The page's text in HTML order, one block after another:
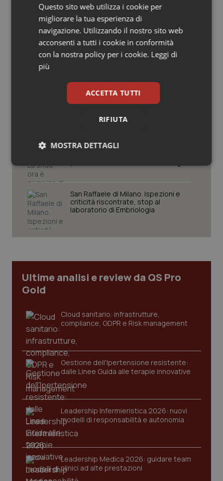
Salute orale & impianti
Sangue & coagulazione
Tiroide
Tumore al seno
Tumori del Polmone & Testa Collo
Tumori gastrointestinali
Ulcera & Reflusso
Vaccini
Potrebbe interessarti in
Lazio
Settimana della Scienza dello
Spallanzani: capire la ricerca per
Regione Lombardia scrive al ministro
Schillaci: “Gli attuali indicatori non
fotografano la qualità reale del Ssn”
Case di comunità. La sfida ora è
San Raffaele di Milano. Ispezioni e
criticità riscontrate, stop al
laboratorio di Embriologia
Ultime analisi e review da QS Pro
Gold
Cloud sanitario: infrastrutture,
compliance, GDPR e Risk management
Gestione dell'Ipertensione resistente:
dalle Linee Guida alle terapie innovative
Leadership Infermieristica 2026: nuovi
modelli di responsabilità e autonomia
Leadership Medica 2026: guidare team
clinici ad alte prestazioni
Questo sito web utilizza i cookie per
migliorare la tua esperienza di
navigazione. Utilizzando il nostro sito web
acconsenti a tutti i cookie in conformità
con la nostra policy per i cookie. Leggi di
più
ACCETTA TUTTI
RIFIUTA
MOSTRA DETTAGLI
Necessari Statistici Marketing
Necessari Statistici Marketing
sito web abilitandone funzionalità di base quali la
protette del sito. Il sito web non è in grado di
funzionare correttamente senza questi cookie.
VISITOR_PRIVACY_METADATA
YouTube
.youtube.com
CookieScriptConsent